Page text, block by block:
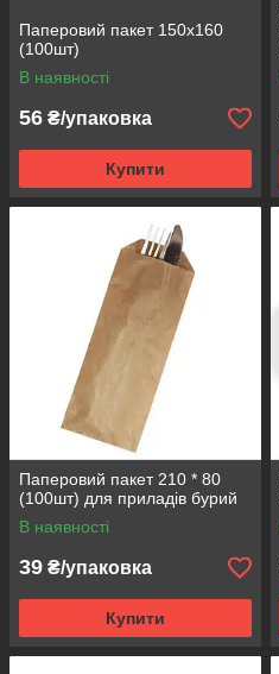
Паперовий пакет 150х160
(100шт)
В наявності
56 ₴/упаковка
Купити
Паперовий пакет 210 * 80
(100шт) для приладів бурий
В наявності
39 ₴/упаковка
Купити